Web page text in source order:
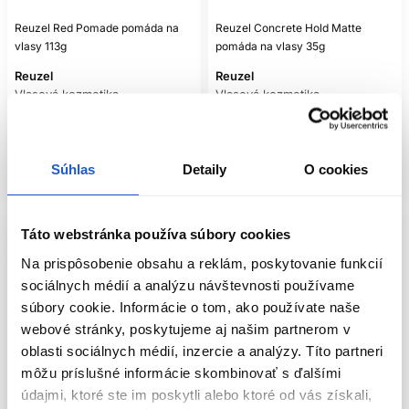
Súhlas Detaily O cookies
Táto webstránka používa súbory cookies
Na prispôsobenie obsahu a reklám, poskytovanie funkcií
sociálnych médií a analýzu návštevnosti používame
súbory cookie. Informácie o tom, ako používate naše
webové stránky, poskytujeme aj našim partnerom v
oblasti sociálnych médií, inzercie a analýzy. Títo partneri
môžu príslušné informácie skombinovať s ďalšími
údajmi, ktoré ste im poskytli alebo ktoré od vás získali,
povlak; každý ďalší produkt má mať jasnú úlohu.
ÚPRAVA FIXÁCIE POČAS
DŇA
Pri pružnej pomáde účes najprv prepracujte mierne
až vtedy, keď je fixácia skutočne slabá. Pri daždi a vysokej
vrstvoulaku na vlasy; pomáda sama nemusí účes zafixovať
proti každému počasiu.
HYGIENA PRI
PROFESIONÁLNOM
POUŽÍVANÍ
V salóne naberajte pomádu čistou špachtľou alebo
Reuzel Red Pomade pomáda na
vlasy 113g
Reuzel
Vlasová kozmetika
Aktuálne nedostupné
Reuzel Concrete Hold Matte
pomáda na vlasy 35g
Reuzel
Vlasová kozmetika
Aktuálne nedostupné